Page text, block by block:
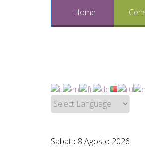
Home
Sabato 8 Agosto 2026